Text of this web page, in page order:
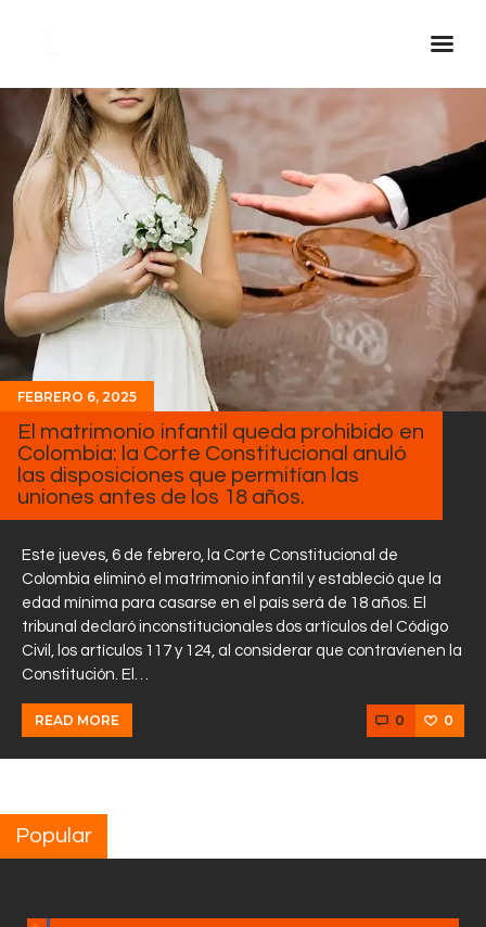
Inicio Real FM
Streaming
En Vivo
Descarga La APP
Programas
Noticias
Sobre Nosotros
Contactos
FEBRERO 6, 2025
El matrimonio infantil queda prohibido en
Colombia: la Corte Constitucional anuló
las disposiciones que permitían las
uniones antes de los 18 años.
Este jueves, 6 de febrero, la Corte Constitucional de
Colombia eliminó el matrimonio infantil y estableció que la
edad mínima para casarse en el país será de 18 años. El
tribunal declaró inconstitucionales dos artículos del Código
Civil, los artículos 117 y 124, al considerar que contravienen la
Constitución. El…
READ MORE 0 0
Popular